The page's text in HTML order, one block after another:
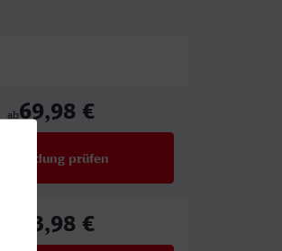
ab69,98 €
Verbindung prüfen
73,98 €